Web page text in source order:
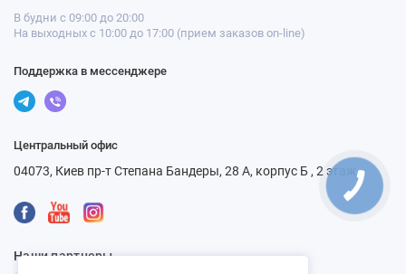
В будни с 09:00 до 20:00
На выходных с 10:00 до 17:00 (прием заказов on-line)
Поддержка в мессенджере
Центральный офис
04073, Киев пр-т Степана Бандеры, 28 А, корпус Б , 2 этаж
Наши партнеры